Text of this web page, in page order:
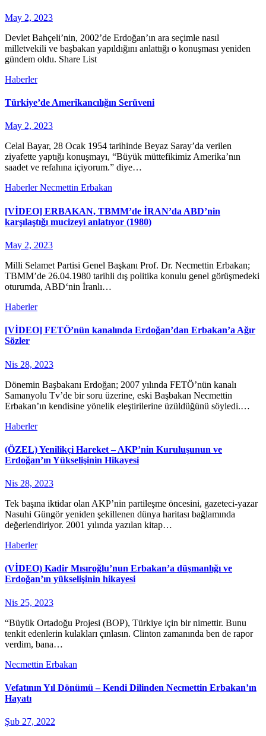
May 2, 2023
Devlet Bahçeli’nin, 2002’de Erdoğan’ın ara seçimle nasıl
milletvekili ve başbakan yapıldığını anlattığı o konuşması yeniden
gündem oldu. Share List
Haberler
Türkiye’de Amerikancılığın Serüveni
May 2, 2023
Celal Bayar, 28 Ocak 1954 tarihinde Beyaz Saray’da verilen
ziyafette yaptığı konuşmayı, “Büyük müttefikimiz Amerika’nın
saadet ve refahına içiyorum.” diye…
HaberlerNecmettin Erbakan
[VİDEO] ERBAKAN, TBMM’de İRAN’da ABD’nin
karşılaştığı mucizeyi anlatıyor (1980)
May 2, 2023
Milli Selamet Partisi Genel Başkanı Prof. Dr. Necmettin Erbakan;
TBMM’de 26.04.1980 tarihli dış politika konulu genel görüşmedeki
oturumda, ABD‘nin İranlı…
Haberler
[VİDEO] FETÖ’nün kanalında Erdoğan’dan Erbakan’a Ağır
Sözler
Nis 28, 2023
Dönemin Başbakanı Erdoğan; 2007 yılında FETÖ’nün kanalı
Samanyolu Tv’de bir soru üzerine, eski Başbakan Necmettin
Erbakan’ın kendisine yönelik eleştirilerine üzüldüğünü söyledi.…
Haberler
(ÖZEL) Yenilikçi Hareket – AKP’nin Kuruluşunun ve
Erdoğan’ın Yükselişinin Hikayesi
Nis 28, 2023
Tek başına iktidar olan AKP’nin partileşme öncesini, gazeteci-yazar
Nasuhi Güngör yeniden şekillenen dünya haritası bağlamında
değerlendiriyor. 2001 yılında yazılan kitap…
Haberler
(VİDEO) Kadir Mısıroğlu’nun Erbakan’a düşmanlığı ve
Erdoğan’ın yükselişinin hikayesi
Nis 25, 2023
“Büyük Ortadoğu Projesi (BOP), Türkiye için bir nimettir. Bunu
tenkit edenlerin kulakları çınlasın. Clinton zamanında ben de rapor
verdim, bana…
Necmettin Erbakan
Vefatının Yıl Dönümü – Kendi Dilinden Necmettin Erbakan’ın
Hayatı
Şub 27, 2022